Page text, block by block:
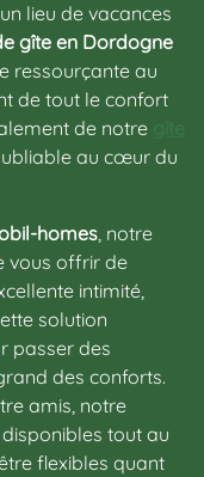
lieu de vacances
gîte en Dordogne
ressourçante au
de tout le confort
de notre
au cœur du
homes, notre
vous offrir de
intimité,
solution
passer des
des conforts.
amis, notre
tout au
flexibles quant